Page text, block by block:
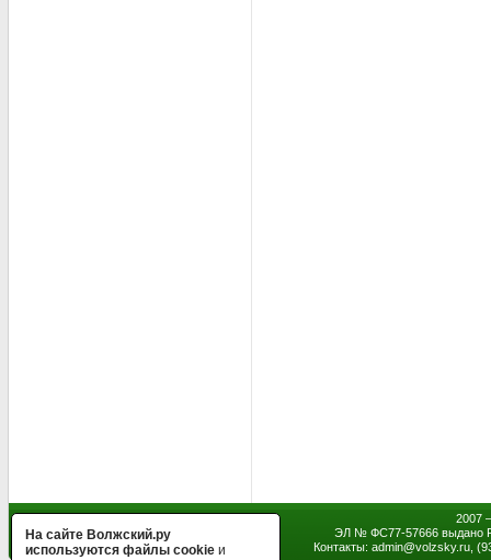
2007
ЭЛ № ФС77-57666 выдано
Контакты: admin@volzsky.ru,
На сайте Волжский.ру
используются файлы cookie и